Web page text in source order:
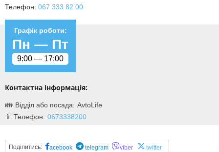
Телефон: 067 333 82 00
Контактна інформація:
AvtoLife
0673338200
Графік роботи:
Пн — Пт
9:00 — 17:00
Поділитись: acebook telegram viber twitter